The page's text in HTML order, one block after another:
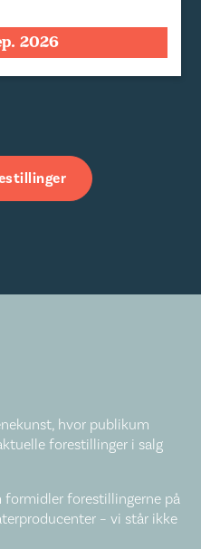
2026
hvor publikum
forestillinger i salg
formidler forestillingerne på
– vi står ikke